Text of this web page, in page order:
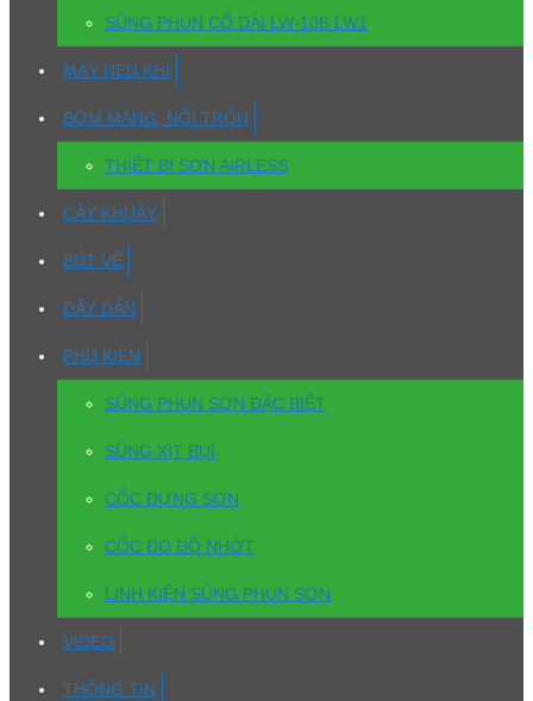
SÚNG PHUN CỔ DÀI LW-10B LW1
MÁY NÉN KHÍ
BƠM MÀNG, NỒI TRỘN
THIẾT BỊ SƠN AIRLESS
CÂY KHUẤY
BÚT VẼ
DÂY DẪN
PHỤ KIỆN
SÚNG PHUN SƠN ĐẶC BIỆT
SÚNG XỊT BỤI
CỐC ĐỰNG SƠN
CỐC ĐO ĐỘ NHỚT
LINH KIỆN SÚNG PHUN SƠN
VIDEO
THÔNG TIN